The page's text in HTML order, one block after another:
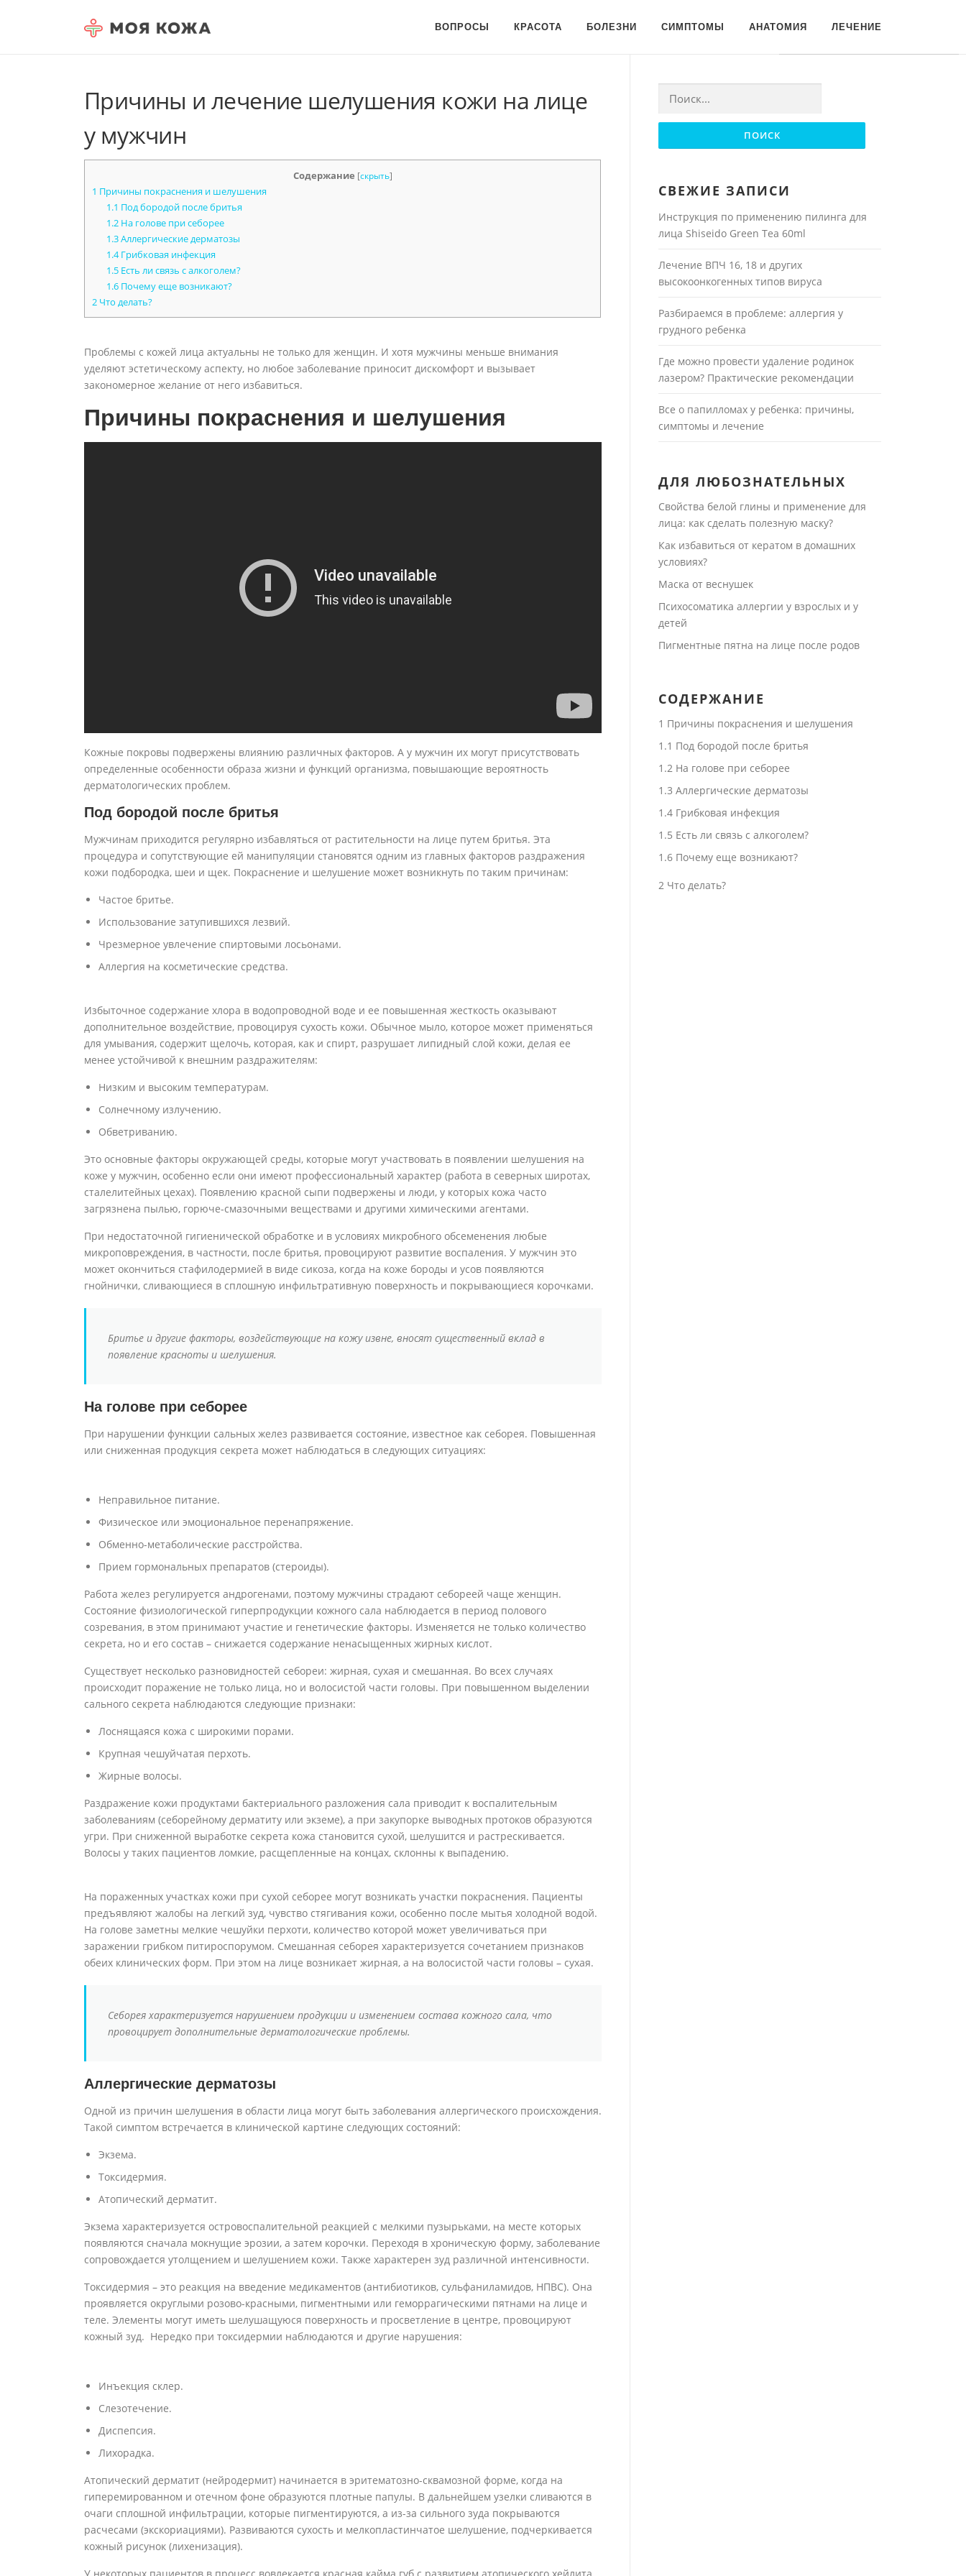
ВОПРОСЫ КРАСОТА БОЛЕЗНИ СИМПТОМЫ АНАТОМИЯ ЛЕЧЕНИЕ
Причины и лечение шелушения кожи на лице
у мужчин
Содержание [скрыть]
1 Причины покраснения и шелушения
1.1 Под бородой после бритья
1.2На голове при себорее
1.3Аллергические дерматозы
1.4Грибковая инфекция
1.5Есть ли связь с алкоголем?
1.6Почему еще возникают?
2 Что делать?
Проблемы с кожей лица актуальны не только для женщин. И хотя мужчины меньше внимания
уделяют эстетическому аспекту, но любое заболевание приносит дискомфорт и вызывает
закономерное желание от него избавиться.
Причины покраснения и шелушения
Кожные покровы подвержены влиянию различных факторов. А у мужчин их могут присутствовать
определенные особенности образа жизни и функций организма, повышающие вероятность
дерматологических проблем.
Под бородой после бритья
Мужчинам приходится регулярно избавляться от растительности на лице путем бритья. Эта
процедура и сопутствующие ей манипуляции становятся одним из главных факторов раздражения
кожи подбородка, шеи и щек. Покраснение и шелушение может возникнуть по таким причинам:
Частое бритье.
Использование затупившихся лезвий.
Чрезмерное увлечение спиртовыми лосьонами.
Аллергия на косметические средства.
Избыточное содержание хлора в водопроводной воде и ее повышенная жесткость оказывают
дополнительное воздействие, провоцируя сухость кожи. Обычное мыло, которое может применяться
для умывания, содержит щелочь, которая, как и спирт, разрушает липидный слой кожи, делая ее
менее устойчивой к внешним раздражителям:
Низким и высоким температурам.
Солнечному излучению.
Обветриванию.
Это основные факторы окружающей среды, которые могут участвовать в появлении шелушения на
коже у мужчин, особенно если они имеют профессиональный характер (работа в северных широтах,
сталелитейных цехах). Появлению красной сыпи подвержены и люди, у которых кожа часто
загрязнена пылью, горюче-смазочными веществами и другими химическими агентами.
При недостаточной гигиенической обработке и в условиях микробного обсеменения любые
микроповреждения, в частности, после бритья, провоцируют развитие воспаления. У мужчин это
может окончиться стафилодермией в виде сикоза, когда на коже бороды и усов появляются
гнойнички, сливающиеся в сплошную инфильтративную поверхность и покрывающиеся корочками.
Бритье и другие факторы, воздействующие на кожу извне, вносят существенный вклад в
появление красноты и шелушения.
На голове при себорее
При нарушении функции сальных желез развивается состояние, известное как себорея. Повышенная
или сниженная продукция секрета может наблюдаться в следующих ситуациях:
Неправильное питание.
Физическое или эмоциональное перенапряжение.
Обменно-метаболические расстройства.
Прием гормональных препаратов (стероиды).
Работа желез регулируется андрогенами, поэтому мужчины страдают себореей чаще женщин.
Состояние физиологической гиперпродукции кожного сала наблюдается в период полового
созревания, в этом принимают участие и генетические факторы. Изменяется не только количество
секрета, но и его состав – снижается содержание ненасыщенных жирных кислот.
Существует несколько разновидностей себореи: жирная, сухая и смешанная. Во всех случаях
происходит поражение не только лица, но и волосистой части головы. При повышенном выделении
сального секрета наблюдаются следующие признаки:
Лоснящаяся кожа с широкими порами.
Крупная чешуйчатая перхоть.
Жирные волосы.
Раздражение кожи продуктами бактериального разложения сала приводит к воспалительным
заболеваниям (себорейному дерматиту или экземе), а при закупорке выводных протоков образуются
угри. При сниженной выработке секрета кожа становится сухой, шелушится и растрескивается.
Волосы у таких пациентов ломкие, расщепленные на концах, склонны к выпадению.
На пораженных участках кожи при сухой себорее могут возникать участки покраснения. Пациенты
предъявляют жалобы на легкий зуд, чувство стягивания кожи, особенно после мытья холодной водой.
На голове заметны мелкие чешуйки перхоти, количество которой может увеличиваться при
заражении грибком питироспорумом. Смешанная себорея характеризуется сочетанием признаков
обеих клинических форм. При этом на лице возникает жирная, а на волосистой части головы – сухая.
Себорея характеризуется нарушением продукции и изменением состава кожного сала, что
провоцирует дополнительные дерматологические проблемы.
Аллергические дерматозы
Одной из причин шелушения в области лица могут быть заболевания аллергического происхождения.
Такой симптом встречается в клинической картине следующих состояний:
Экзема.
Токсидермия.
Атопический дерматит.
Экзема характеризуется островоспалительной реакцией с мелкими пузырьками, на месте которых
появляются сначала мокнущие эрозии, а затем корочки. Переходя в хроническую форму, заболевание
сопровождается утолщением и шелушением кожи. Также характерен зуд различной интенсивности.
Токсидермия – это реакция на введение медикаментов (антибиотиков, сульфаниламидов, НПВС). Она
проявляется округлыми розово-красными, пигментными или геморрагическими пятнами на лице и
теле. Элементы могут иметь шелушащуюся поверхность и просветление в центре, провоцируют
кожный зуд. Нередко при токсидермии наблюдаются и другие нарушения:
Инъекция склер.
Слезотечение.
Диспепсия.
Лихорадка.
Атопический дерматит (нейродермит) начинается в эритематозно-сквамозной форме, когда на
гиперемированном и отечном фоне образуются плотные папулы. В дальнейшем узелки сливаются в
очаги сплошной инфильтрации, которые пигментируются, а из-за сильного зуда покрываются
расчесами (экскориациями). Развиваются сухость и мелкопластинчатое шелушение, подчеркивается
кожный рисунок (лихенизация).
Найти:
СВЕЖИЕ ЗАПИСИ
Инструкция по применению пилинга для
лица Shiseido Green Tea 60ml
Лечение ВПЧ 16, 18 и других
высокоонкогенных типов вируса
Разбираемся в проблеме: аллергия у
грудного ребенка
Где можно провести удаление родинок
лазером? Практические рекомендации
Все о папилломах у ребенка: причины,
симптомы и лечение
ДЛЯ ЛЮБОЗНАТЕЛЬНЫХ
Свойства белой глины и применение для
лица: как сделать полезную маску?
Как избавиться от кератом в домашних
условиях?
Маска от веснушек
Психосоматика аллергии у взрослых и у
детей
Пигментные пятна на лице после родов
СОДЕРЖАНИЕ
1 Причины покраснения и шелушения
1.1 Под бородой после бритья
1.2На голове при себорее
1.3 Аллергические дерматозы
1.4Грибковая инфекция
1.5 Есть ли связь с алкоголем?
1.6Почему еще возникают?
2Что делать?
Для любых предложений по